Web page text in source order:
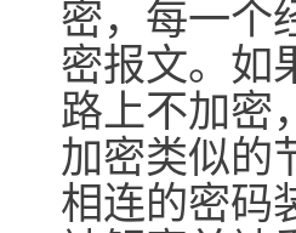
密，每一个
密报文。如
路上不加密
加密类似的
相连的密码